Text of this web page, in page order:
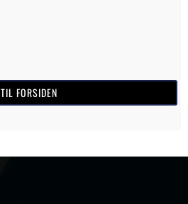
TIL FORSIDEN